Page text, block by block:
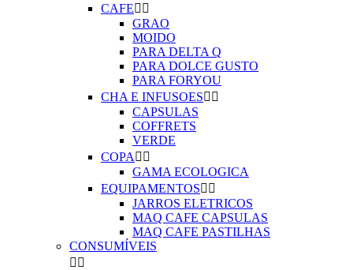
CAFE 
GRAO
MOIDO
PARA DELTA Q
PARA DOLCE GUSTO
PARA FORYOU
CHA E INFUSOES 
CAPSULAS
COFFRETS
VERDE
COPA  
GAMA ECOLOGICA
EQUIPAMENTOS 
JARROS ELETRICOS
MAQ CAFE CAPSULAS
MAQ CAFE PASTILHAS
CONSUMÍVEIS
 